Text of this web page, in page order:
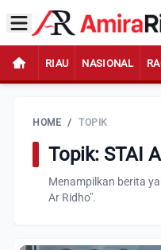
RIAU NASIONAL
HOME / TOPIK
Topik: STAI
Menampilkan berita
Ar Ridho".